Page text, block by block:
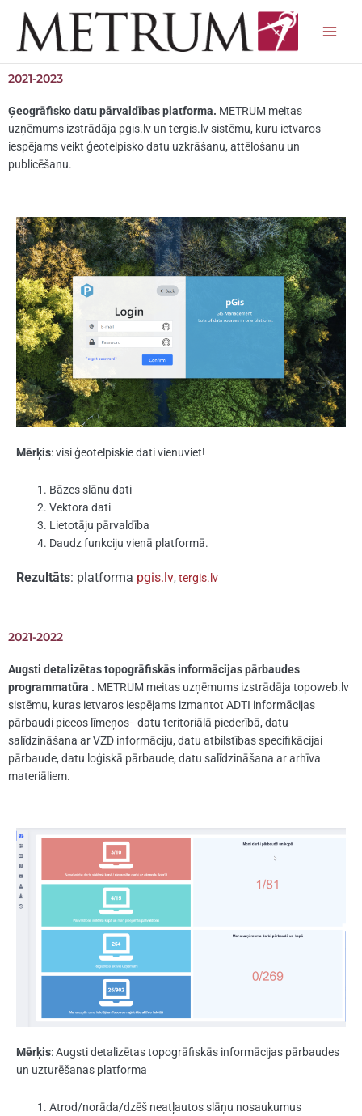
content
2021-2023
Ģeogrāfisko datu pārvaldības platforma. METRUM meitas
uzņēmums izstrādāja pgis.lv un tergis.lv sistēmu, kuru ietvaros
iespējams veikt ģeotelpisko datu uzkrāšanu, attēlošanu un
publicēšanu.
Mērķis: visi ģeotelpiskie dati vienuviet!
Bāzes slānu dati
Vektora dati
Lietotāju pārvaldība
Daudz funkciju vienā platformā.
Rezultāts: platforma pgis.lv, tergis.lv
2021-2022
Augsti detalizētas topogrāfiskās informācijas pārbaudes
programmatūra . METRUM meitas uzņēmums izstrādāja topoweb.lv
sistēmu, kuras ietvaros iespējams izmantot ADTI informācijas
pārbaudi piecos līmeņos- datu teritoriālā piederībā, datu
salīdzināšana ar VZD informāciju, datu atbilstības specifikācijai
pārbaude, datu loģiskā pārbaude, datu salīdzināšana ar arhīva
materiāliem.
Mērķis: Augsti detalizētas topogrāfiskās informācijas pārbaudes
un uzturēšanas platforma
Atrod/norāda/dzēš neatļautos slāņu nosaukumus